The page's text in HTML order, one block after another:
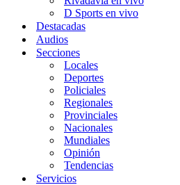
D Sports en vivo
Destacadas
Audios
Secciones
Locales
Deportes
Policiales
Regionales
Provinciales
Nacionales
Mundiales
Opinión
Tendencias
Servicios